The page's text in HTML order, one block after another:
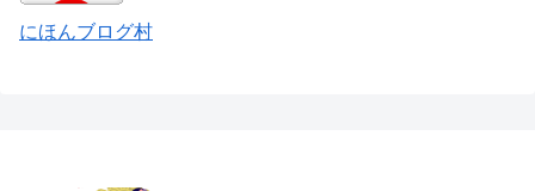
にほんブログ村